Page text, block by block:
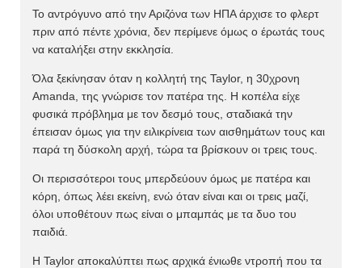
Το αντρόγυνο από την Αριζόνα των ΗΠΑ άρχισε το φλερτ
πριν από πέντε χρόνια, δεν περίμενε όμως ο έρωτάς τους
να καταλήξει στην εκκλησία.
Όλα ξεκίνησαν όταν η κολλητή της Taylor, η 30χρονη
Amanda, της γνώρισε τον πατέρα της. Η κοπέλα είχε
φυσικά πρόβλημα με τον δεσμό τους, σταδιακά την
έπεισαν όμως για την ειλικρίνεια των αισθημάτων τους και
παρά τη δύσκολη αρχή, τώρα τα βρίσκουν οι τρεις τους.
Οι περισσότεροι τους μπερδεύουν όμως με πατέρα και
κόρη, όπως λέει εκείνη, ενώ όταν είναι και οι τρεις μαζί,
όλοι υποθέτουν πως είναι ο μπαμπάς με τα δυο του
παιδιά.
Η Taylor αποκαλύπτει πως αρχικά ένιωθε ντροπή που τα